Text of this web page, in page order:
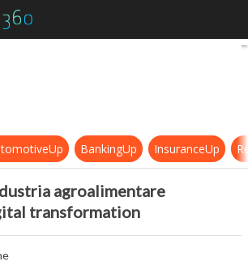
Food, così l’industria
BankingUp InsuranceUp
agroalimentare
transformation